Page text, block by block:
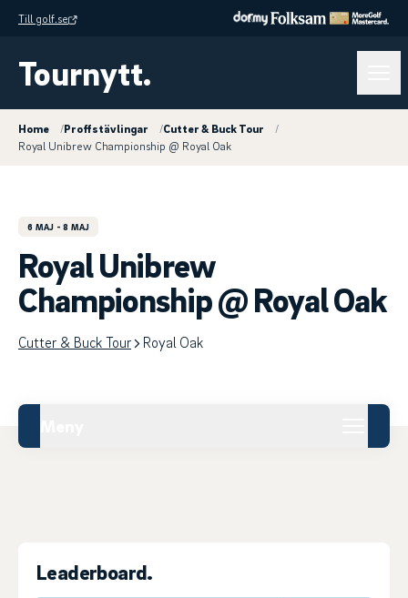
Till golf.se
Tournytt.
Home /Proffstävlingar /Cutter & Buck Tour
/
Royal Unibrew Championship @ Royal Oak
6 MAJ - 8 MAJ
Royal Unibrew
Championship @ Royal Oak
Cutter & Buck Tour Royal Oak
Leaderboard.